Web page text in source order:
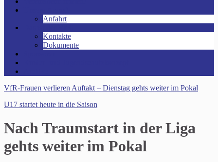
Anfahrt
Kontakte
Dokumente
VfR-Frauen verlieren Auftakt – Dienstag gehts weiter im Pokal
U17 startet heute in die Saison
Nach Traumstart in der Liga
gehts weiter im Pokal